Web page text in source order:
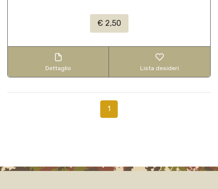
€ 2,50
Dettaglio Lista desideri
1